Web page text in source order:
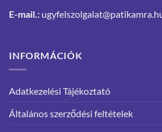
E-mail.:
INFORMÁCIÓK
Adatkezelési Tájékoztató
Általános szerződési feltételek